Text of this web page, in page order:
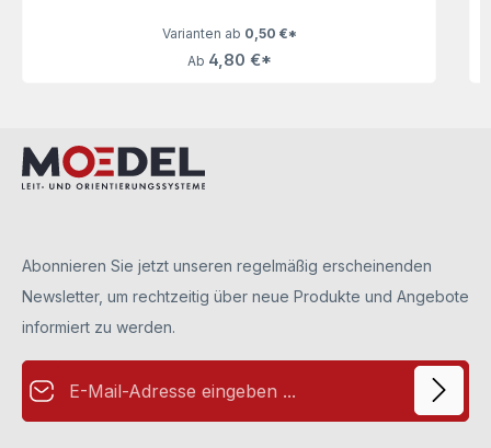
Varianten ab 0,50 €*
Ab 4,80 €*
Abonnieren Sie jetzt unseren regelmäßig erscheinenden
Newsletter, um rechtzeitig über neue Produkte und Angebote
informiert zu werden.
E-Mail-Adresse*